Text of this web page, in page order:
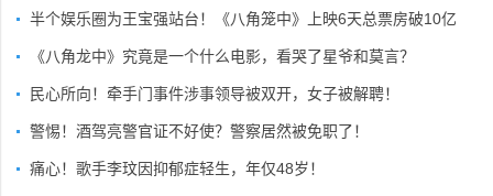
半个娱乐圈为王宝强站台！《八角笼中》上映6天总票房破10亿
《八角龙中》究竟是一个什么电影，看哭了星爷和莫言？
民心所向！牵手门事件涉事领导被双开，女子被解聘！
警惕！酒驾亮警官证不好使？警察居然被免职了！
痛心！歌手李玟因抑郁症轻生，年仅48岁！